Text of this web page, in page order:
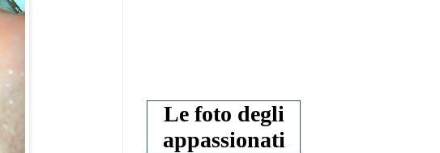
Le foto degli
appassionati